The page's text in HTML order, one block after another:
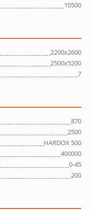
10500
2200х2600
2500х5200
7
870
2500
HARDOX 500
400000
0-45
200